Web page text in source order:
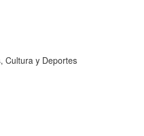
Cultura y Deportes